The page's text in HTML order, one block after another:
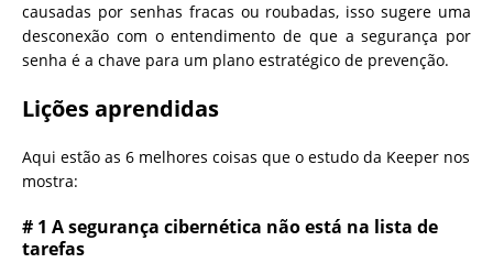
causadas por senhas fracas ou roubadas, isso sugere uma
desconexão com o entendimento de que a segurança por
senha é a chave para um plano estratégico de prevenção.
Lições aprendidas
Aqui estão as 6 melhores coisas que o estudo da Keeper nos
mostra:
# 1 A segurança cibernética não está na lista de
tarefas